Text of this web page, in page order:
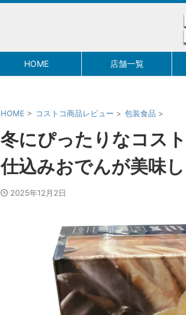
HOME 店舗一覧
HOME > コストコ商品レビュー > 包装食品 >
冬にぴったりなコス
仕込みおでんが美味し
2025年12月2日